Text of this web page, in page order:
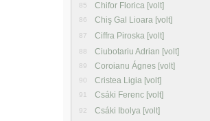
85 Chifor Florica [volt]
86 Chiş Gal Lioara [volt]
87 Ciffra Piroska [volt]
88 Ciubotariu Adrian [volt]
89 Coroianu Ágnes [volt]
90 Cristea Ligia [volt]
91 Csáki Ferenc [volt]
92 Csáki Ibolya [volt]